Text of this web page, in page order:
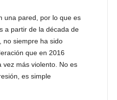
una pared, por lo que es
a partir de la década de
no siempre ha sido
que en 2016
vez más violento. No es
es simple